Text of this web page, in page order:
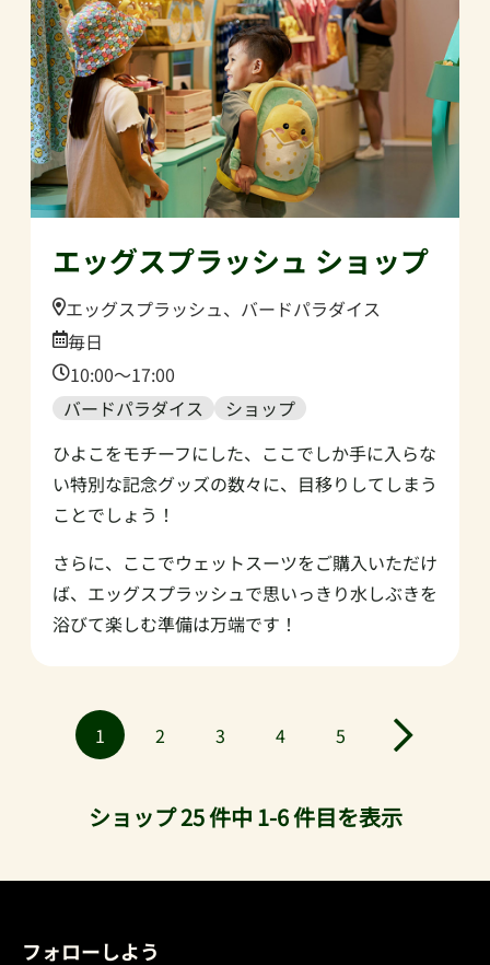
エッグスプラッシュ ショップ
Location:
エッグスプラッシュ、バードパラダイス
Date:
毎日
Time:
10:00〜17:00
バードパラダイス
ショップ
ひよこをモチーフにした、ここでしか手に入らな
い特別な記念グッズの数々に、目移りしてしまう
ことでしょう！
さらに、ここでウェットスーツをご購入いただけ
ば、エッグスプラッシュで思いっきり水しぶきを
浴びて楽しむ準備は万端です！
1 2 3 4 5
ショップ 25 件中 1-6 件目を表示
フォローしよう